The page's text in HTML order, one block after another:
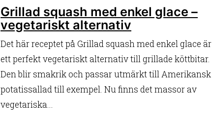
Grillad squash med enkel glace –
vegetariskt alternativ
Det här receptet på Grillad squash med enkel glace är
ett perfekt vegetariskt alternativ till grillade köttbitar.
Den blir smakrik och passar utmärkt till Amerikansk
potatissallad till exempel. Nu finns det massor av
vegetariska...